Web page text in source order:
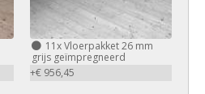
11xVloerpakket 26 mm
grijs geïmpregneerd
+€ 956,45